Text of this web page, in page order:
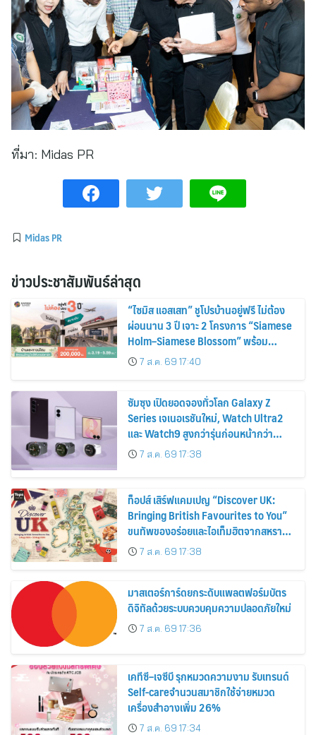
ที่มา: Midas PR
Midas PR
ข่าวประชาสัมพันธ์ล่าสุด
“ไซมิส แอสเสท” ชูโปรบ้านอยู่ฟรี ไม่ต้อง
ผ่อนนาน 3 ปี เจาะ 2 โครงการ “Siamese
Holm–Siamese Blossom” พร้อม
ส่วนลดและสิทธิพิเศษถึง 31 สิงหาคม
2569
7 ส.ค. 69 17:40
ซัมซุง เปิดยอดจองทั่วโลก Galaxy Z
Series เจเนอเรชันใหม่, Watch Ultra2
และ Watch9 สูงกว่ารุ่นก่อนหน้ากว่า
30%7 ส.ค. 69 17:38
ท็อปส์ เสิร์ฟแคมเปญ “Discover UK:
Bringing British Favourites to You”
ขนทัพของอร่อยและไอเท็มฮิตจากสหราช
อาณาจักร ส่งตรงถึงมือตั้งแต่วันนี้ – 18
สิงหาคมนี้
7 ส.ค. 69 17:38
มาสเตอร์การ์ดยกระดับแพลตฟอร์มบัตร
ดิจิทัลด้วยระบบควบคุมความปลอดภัยใหม่
7 ส.ค. 69 17:36
เคทีซี–เจซีบี รุกหมวดความงาม รับเทรนด์
Self-careจำนวนสมาชิกใช้จ่ายหมวด
เครื่องสำอางเพิ่ม 26%
7 ส.ค. 69 17:34